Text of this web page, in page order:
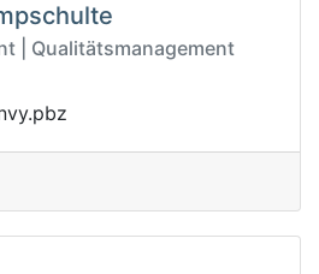
| Qualitätsmanagement